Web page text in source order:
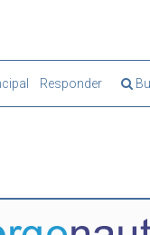
Responder